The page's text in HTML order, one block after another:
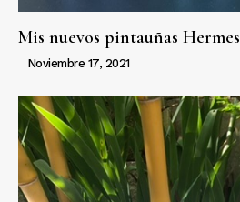
Mis nuevos pintauñas Hermes
Noviembre 17, 2021